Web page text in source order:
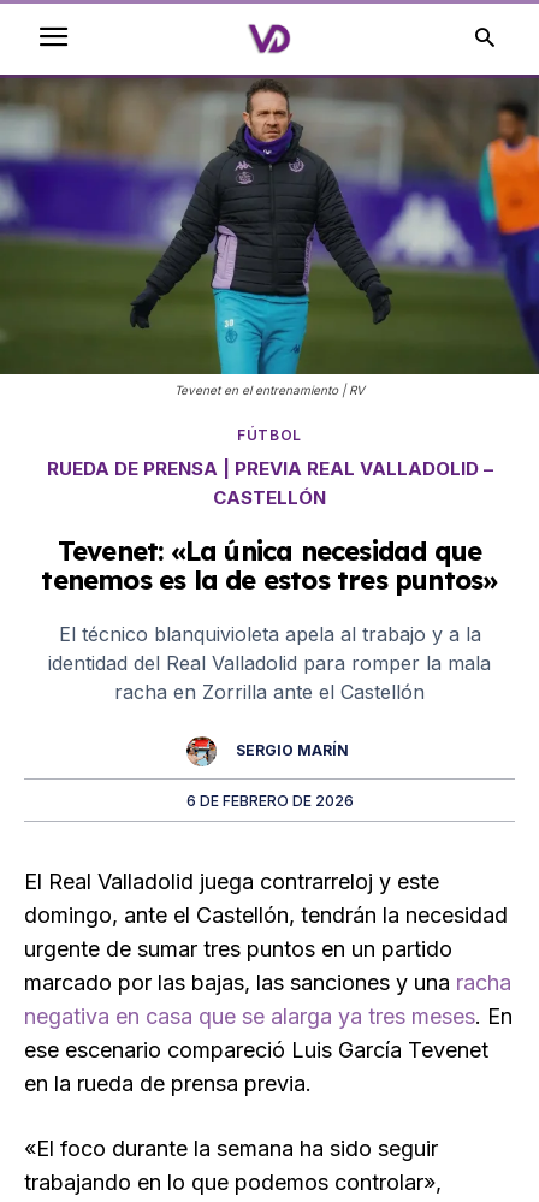
Tevenet en el entrenamiento | RV
FÚTBOL
RUEDA DE PRENSA | PREVIA REAL VALLADOLID –
CASTELLÓN
Tevenet: «La única necesidad que
tenemos es la de estos tres puntos»
El técnico blanquivioleta apela al trabajo y a la
identidad del Real Valladolid para romper la mala
racha en Zorrilla ante el Castellón
SERGIO MARÍN
6 DE FEBRERO DE 2026
El Real Valladolid juega contrarreloj y este
domingo, ante el Castellón, tendrán la necesidad
urgente de sumar tres puntos en un partido
marcado por las bajas, las sanciones y una racha
negativa en casa que se alarga ya tres meses. En
ese escenario compareció Luis García Tevenet
en la rueda de prensa previa.
«El foco durante la semana ha sido seguir
trabajando en lo que podemos controlar»,